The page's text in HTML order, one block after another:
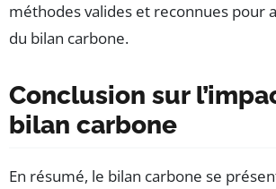
méthodes valides et reconnues pour
du bilan carbone.
Conclusion sur
bilan carbone
En résumé, le bilan carbone se